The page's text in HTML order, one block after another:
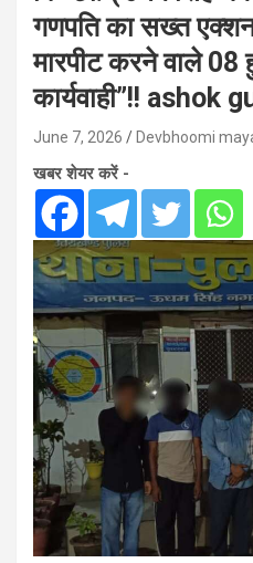
गणपति का सख्त
मारपीट करने वाले 08
कार्यवाही”!! ashok
June 7, 2026 Devbhoomi
खबर शेयर करें -